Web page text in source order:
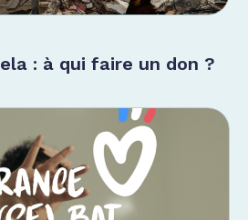
: à qui faire un don ?